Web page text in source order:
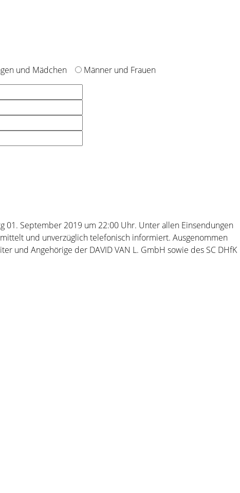
und Mädchen Männer und Frauen
01. September 2019 um 22:00 Uhr. Unter allen Einsendungen
und unverzüglich telefonisch informiert. Ausgenommen
und Angehörige der DAVID VAN L. GmbH sowie des SC DHfK